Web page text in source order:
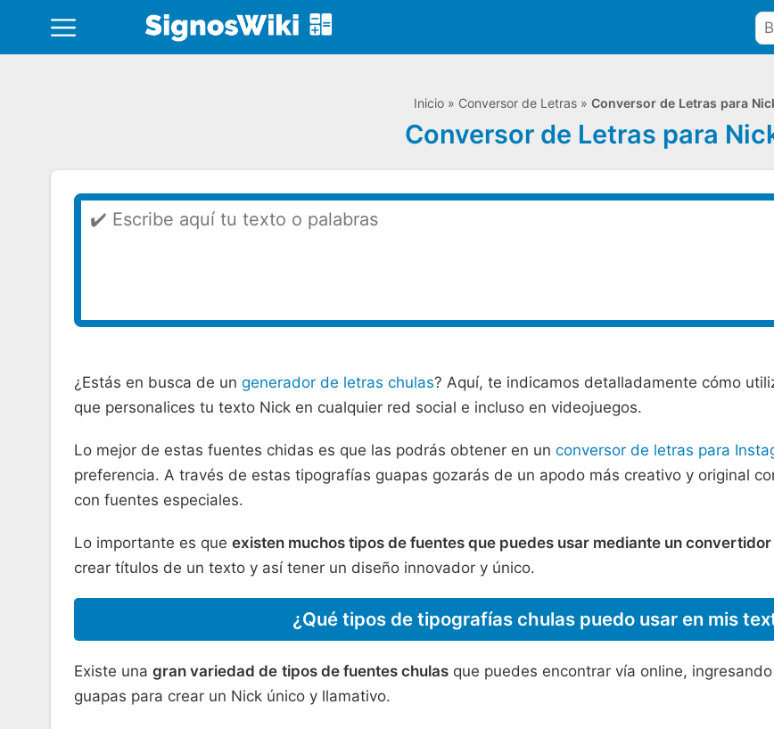
Inicio» Conversor de Letras» Conversor de Letras para
Conversor de Letras para
¿Estás en busca de un generador de letras chulas? Aquí, te indicamos detalladamente cómo
que personalices tu texto Nick en cualquier red social e incluso en videojuegos.
Lo mejor de estas fuentes chidas es que las podrás obtener en un conversor de letras para
preferencia. A través de estas tipografías guapas gozarás de un apodo más creativo y original
con fuentes especiales.
Lo importante es que existen muchos tipos de fuentes que puedes usar mediante un convertidor
crear títulos de un texto y así tener un diseño innovador y único.
¿Qué tipos de tipografías chulas puedo usar en mis
Existe una gran variedad de tipos de fuentes chulasque puedes encontrar vía online,
guapas para crear un Nick único y llamativo.